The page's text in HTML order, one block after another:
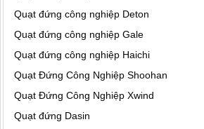
Quạt đứng công nghiệp Deton
Quạt đứng công nghiệp Gale
Quạt đứng công nghiệp Haichi
Quạt Đứng Công Nghiệp Shoohan
Quạt Đứng Công Nghiệp Xwind
Quạt đứng Dasin